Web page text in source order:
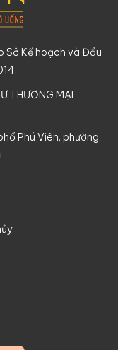
Sở Kế hoạch và Đầu
THƯƠNG MẠI
Phú Viên, phường